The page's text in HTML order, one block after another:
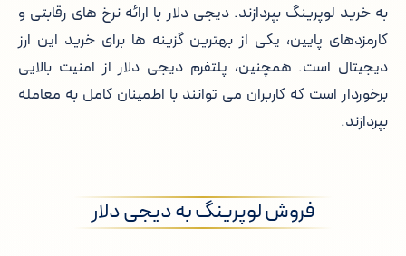
به خرید لوپرینگ بپردازند. دیجی دلار با ارائه نرخ های رقابتی و
کارمزدهای پایین، یکی از بهترین گزینه ها برای خرید این ارز
دیجیتال است. همچنین، پلتفرم دیجی دلار از امنیت بالایی
برخوردار است که کاربران می توانند با اطمینان کامل به معامله
بپردازند.
فروش لوپرینگ به دیجی دلار